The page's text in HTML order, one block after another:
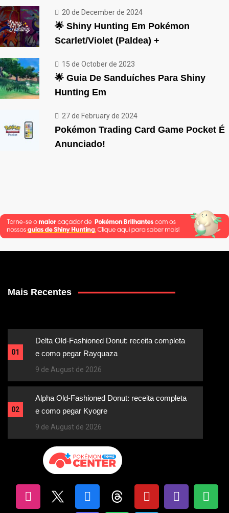
20 de December de 2024
🌟 Shiny Hunting Em Pokémon
Scarlet/Violet (Paldea) +
15 de October de 2023
🌟 Guia De Sanduíches Para Shiny
Hunting Em
27 de February de 2024
Pokémon Trading Card Game Pocket É
Anunciado!
Mais Recentes
01
Delta Old-Fashioned Donut: receita completa
e como pegar Rayquaza
9 de August de 2026
02
Alpha Old-Fashioned Donut: receita completa
e como pegar Kyogre
9 de August de 2026